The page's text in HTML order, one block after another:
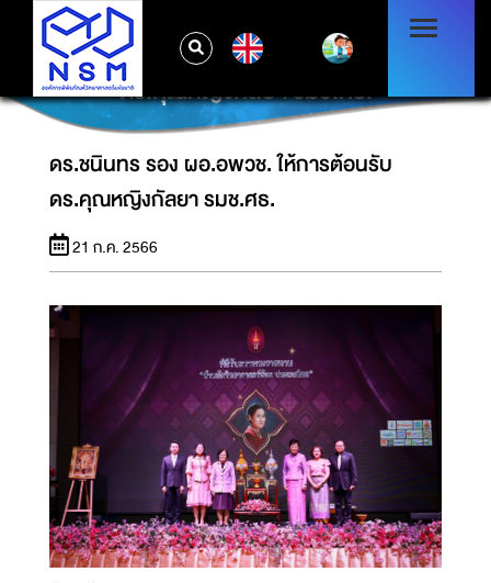
ดร.ชนินทร รอง ผอ.อพวช. ให้การต้อนรับ
ดร.คุณหญิงกัลยา รมช.ศธ.
ดร.ชนินทร รอง ผอ.อพวช. ให้การต้อนรับ
ดร.คุณหญิงกัลยา รมช.ศธ.
21 ก.ค. 2566